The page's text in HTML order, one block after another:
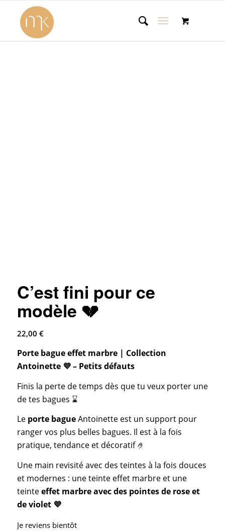
C’est fini pour ce
modèle 💔
22,00 €
Porte bague effet marbre | Collection
Antoinette 💜– Petits défauts
Finis la perte de temps dès que tu veux porter une
de tes bagues ⌛
Le porte bagueAntoinette est un support pour
ranger vos plus belles bagues. Il est à la fois
pratique, tendance et décoratif 🤌
Une main revisité avec des teintes à la fois douces
et modernes : une teinte effet marbre et une
teinteeffet marbre avec des pointes de rose et
de violet 💜
Je reviens bientôt